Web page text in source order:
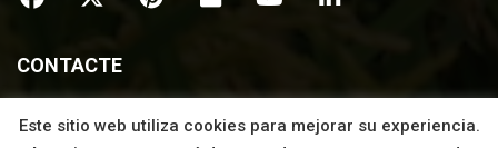
CONTACTE
Este sitio web utiliza cookies para mejorar su experiencia.